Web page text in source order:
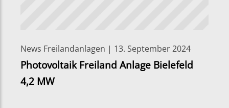
News Freilandanlagen | 13. September 2024
Photovoltaik Freiland Anlage Bielefeld
4,2 MW